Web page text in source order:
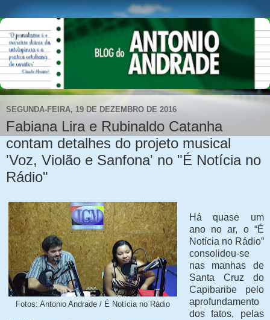
SEGUNDA-FEIRA, 19 DE DEZEMBRO DE 2016
Fabiana Lira e Rubinaldo Catanha
contam detalhes do projeto musical
'Voz, Violão e Sanfona' no "É Notícia no
Rádio"
Fotos: Antonio Andrade / É Notícia no Rádio
Há quase um
ano no ar, o “É
Notícia no Rádio”
consolidou-se
nas manhas de
Santa Cruz do
Capibaribe pelo
aprofundamento
dos fatos, pelas